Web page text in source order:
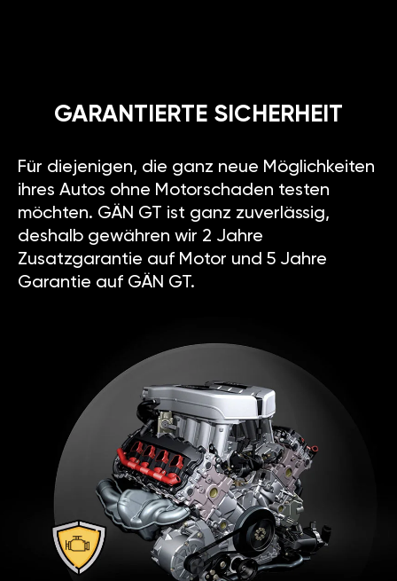
ihres Autos ohne Motorschaden testen
möchten. GÄN GT ist ganz zuverlässig,
deshalb gewähren wir 2 Jahre
Zusatzgarantie auf Motor und 5 Jahre
Garantie auf GÄN GT.